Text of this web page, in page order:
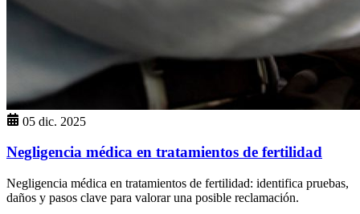
05 dic. 2025
Negligencia médica en tratamientos de fertilidad
Negligencia médica en tratamientos de fertilidad: identifica pruebas,
daños y pasos clave para valorar una posible reclamación.